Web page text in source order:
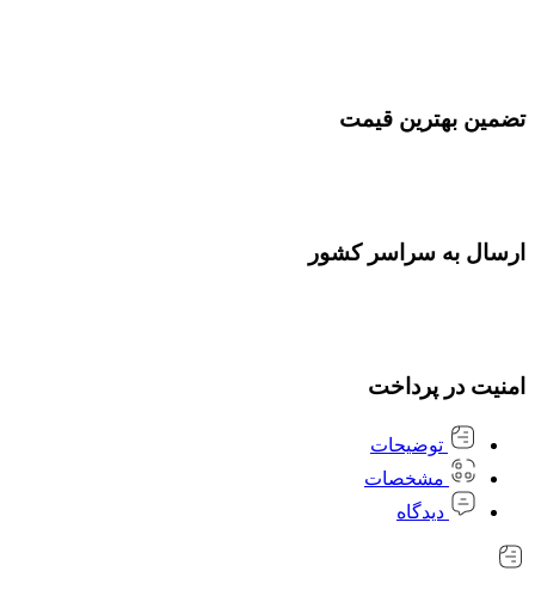
تضمین بهترین قیمت
ارسال به سراسر کشور
امنیت در پرداخت
توضیحات
مشخصات
دیدگاه